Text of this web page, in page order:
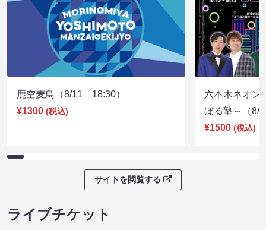
鹿空麦鳥（8/11 18:30）
¥1300 (税込)
六本木ネオン
ぼる塾～（
¥1500 (税込)
サイトを閲覧する
ライブチケット